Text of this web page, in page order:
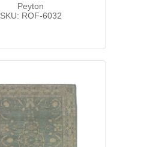
Peyton
SKU: ROF-6032